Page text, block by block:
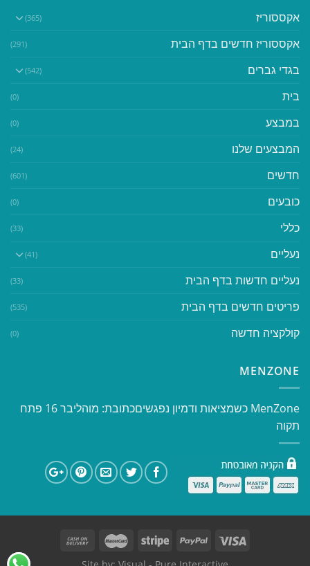
אקססוריז (365)
אקססוריז חדשים בדף הבית (291)
בגדי גברים (542)
בית (0)
במבצע (0)
המבצעים שלנו (24)
חדשים (601)
כובעים (0)
כללי (33)
נעליים (41)
נעליים חדשות בדף הבית (33)
פריטים חדשים בדף הבית (535)
קולקציה חדשה (0)
MENZONE
​​MenZone כשמציאות ודמיון נפגשים​ כתובת: מוהליבר 16 פתח
תקוה